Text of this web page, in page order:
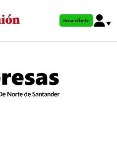
al
principal
Suscríbete